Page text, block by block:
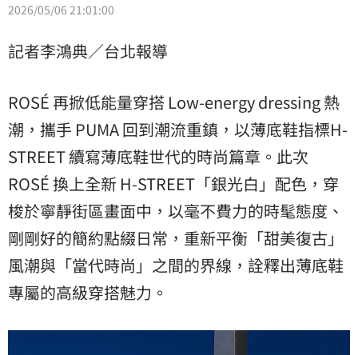
2026/05/06 21:01:00
記者李鴻典／台北報導
ROSÉ 再掀低能量穿搭 Low-energy dressing 熱
潮，攜手 PUMA 回到潮流重鎮，以薄底鞋指標H-
STREET 續寫薄底鞋世代的時尚篇章。此次
ROSÉ 換上全新 H-STREET「銀光白」配色，穿
梭於寧靜街區畫面中，以毫不費力的時髦態度、
剛剛好的簡約點綴日常，重新平衡「甜美復古」
風潮與「當代時尚」之間的界線，詮釋出薄底鞋
專屬的高級穿搭魅力。